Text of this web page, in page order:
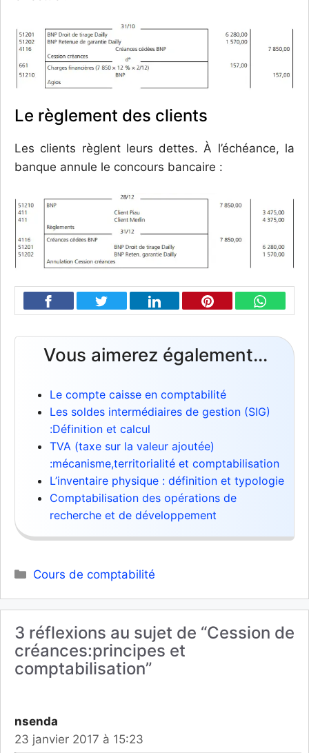
Le règlement des clients
Les clients règlent leurs dettes. À l’échéance, la
banque annule le concours bancaire :
Vous aimerez également...
Le compte caisse en comptabilité
Les soldes intermédiaires de gestion (SIG)
:Définition et calcul
TVA (taxe sur la valeur ajoutée)
:mécanisme,territorialité et comptabilisation
L’inventaire physique : définition et typologie
Comptabilisation des opérations de
recherche et de développement
Catégories
Cours de comptabilité
3 réflexions au sujet de “Cession de
créances:principes et
comptabilisation”
nsenda
23 janvier 2017 à 15:23